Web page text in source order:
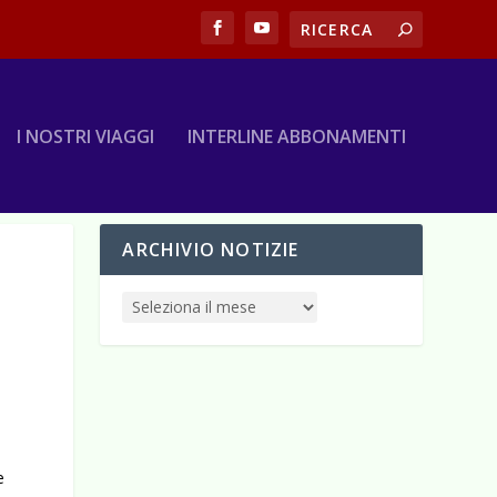
I NOSTRI VIAGGI INTERLINE ABBONAMENTI
ARCHIVIO NOTIZIE